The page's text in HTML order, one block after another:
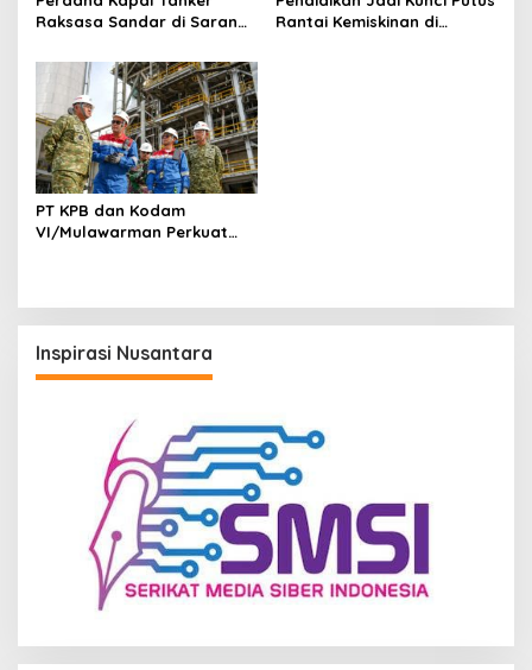
Raksasa Sandar di Sarana
Perkuat Kesiapan Pasokan
Minyak Mentah ke RDMP
Balikpapan
Rantai Kemiskinan di
PT KPB dan Kodam
VI/Mulawarman Perkuat
Inspirasi Nusantara